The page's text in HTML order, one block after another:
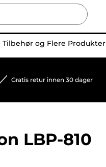
Tilbehør og Flere Produkter
Gratis retur innen 30 dager
LBP-810